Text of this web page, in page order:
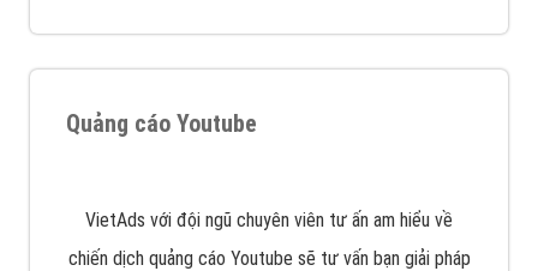
Quảng cáo Youtube
VietAds với đội ngũ chuyên viên tư ấn am hiểu về
chiến dịch quảng cáo Youtube sẽ tư vấn bạn giải pháp